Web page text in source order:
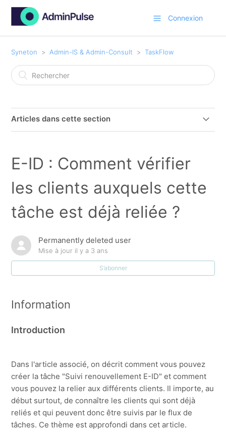
Connexion
Syneton Admin-IS & Admin-Consult TaskFlow
Articles dans cette section
Introduction au flux de tâches (TaskFlow)
Relier les tâches du flux de tâches aux clients ou aux
projets
E-ID : Comment vérifier les clients auxquels cette
Configuration taskflow : définition des tâches
Comment suivre les dates d'échéance des cartes
d'identité via le taskflow?
Comment est-ce que je peux 'personnaliser' une tâche
TaskFlow pour certains clients/projets ?
E-ID : Comment vérifier
les clients auxquels cette
tâche est déjà reliée ?
Permanently deleted user
Mise à jour il y a 3 ans
S’abonner
Information
Introduction
Dans l'article associé, on décrit comment vous pouvez
créer la tâche "Suivi renouvellement E-ID" et comment
vous pouvez la relier aux différents clients. Il importe, au
début surtout, de connaître les clients qui sont déjà
reliés et qui peuvent donc être suivis par le flux de
tâches. Ce thème est approfondi dans cet article.